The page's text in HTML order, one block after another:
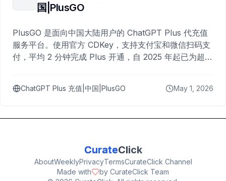
国|PlusGO
PlusGO 是面向中国大陆用户的 ChatGPT Plus 代充值
服务平台。使用官方 CDKey，支持支付宝和微信扫码支
付，平均 2 分钟完成 Plus 开通，自 2025 年起已为超过
ChatGPT Plus 充值|中国|PlusGO May 1, 2026
CurateClick
AboutWeeklyPrivacyTermsCurateClick Channel
Made with
by CurateClick Team